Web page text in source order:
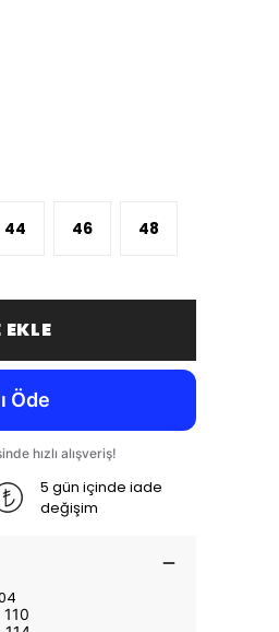
44 46 48
EKLE
5 gün içinde iade
değişim